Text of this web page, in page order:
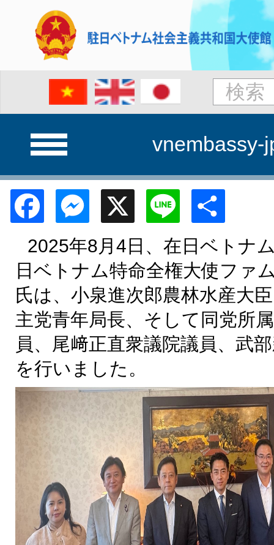
vnembassy-
FacebookMessenger
X Line
2025年8 月 4日、在日ベトナ
日ベトナム特命全権大使ファ
氏は、 小泉進次郎農林水産大
主党青年局長、そして同党所
員、尾﨑正直衆議院議員、武
を行いました。